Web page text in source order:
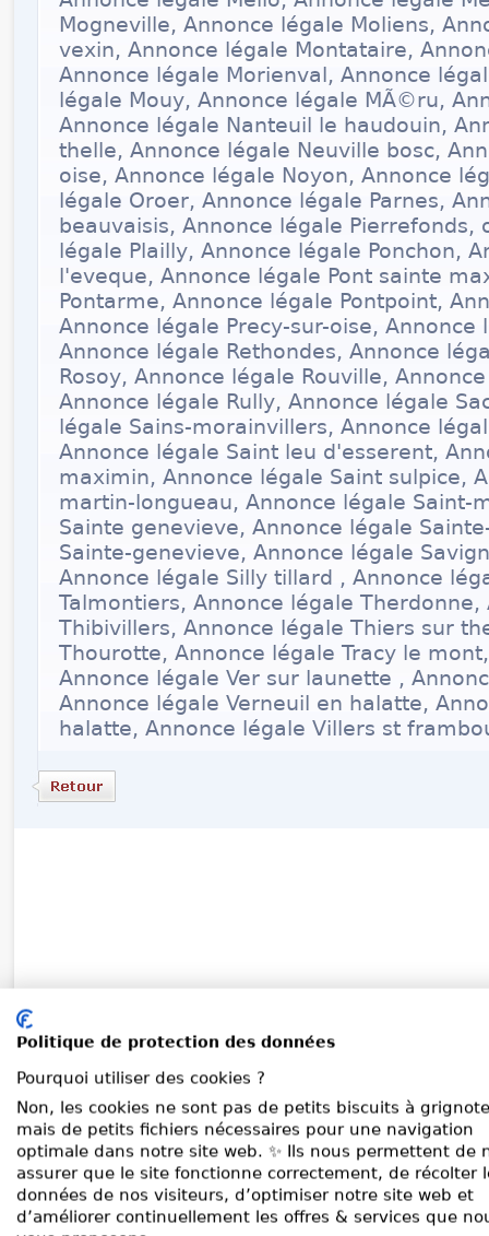
Mogneville, Annonce légale Moliens,
vexin, Annonce légale Montataire,
Annonce légale Morienval, Annonce
légale Mouy, Annonce légale MÃ©ru,
Annonce légale Nanteuil le haudouin,
thelle, Annonce légale Neuville bosc,
oise, Annonce légale Noyon, Annonce
légale Oroer, Annonce légale Parnes,
beauvaisis, Annonce légale Pierrefonds,
légale Plailly, Annonce légale Ponchon,
l'eveque, Annonce légale Pont sainte
Pontarme, Annonce légale Pontpoint,
Annonce légale Precy-sur-oise,
Annonce légale Rethondes, Annonce
Rosoy, Annonce légale Rouville,
Annonce légale Rully, Annonce légale
légale Sains-morainvillers, Annonce
Annonce légale Saint leu d'esserent,
maximin, Annonce légale Saint sulpice,
martin-longueau, Annonce légale Saint-
Sainte genevieve, Annonce légale
Sainte-genevieve, Annonce légale
Annonce légale Silly tillard , Annonce
Talmontiers, Annonce légale Therdonne,
Thibivillers, Annonce légale Thiers sur
Thourotte, Annonce légale Tracy le
Annonce légale Ver sur launette ,
Annonce légale Verneuil en halatte,
halatte, Annonce légale Villers st
Politique de protection des données
Pourquoi utiliser des cookies ?
Non, les cookies ne sont pas de petits biscuits à
mais de petits fichiers nécessaires pour une navigation
optimale dans notre site web. ✨ Ils nous permettent de
assurer que le site fonctionne correctement, de récolter
données de nos visiteurs, d’optimiser notre site web et
d’améliorer continuellement les offres & services que